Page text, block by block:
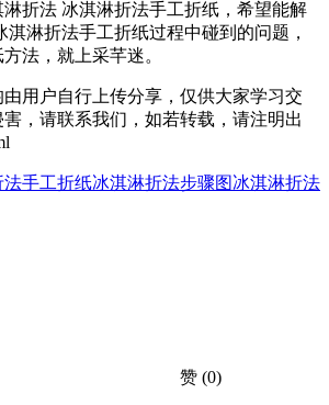
折法 冰淇淋折法手工折纸，希望能解
淇淋折法手工折纸过程中碰到的问题，
法，就上采芊迷。
用户自行上传分享，仅供大家学习交
，请联系我们，如若转载，请注明出
法手工折纸冰淇淋折法步骤图冰淇淋折法
赞 (0)